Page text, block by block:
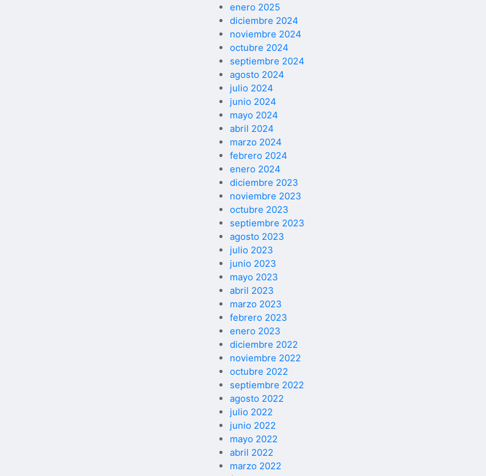
enero 2025
diciembre 2024
noviembre 2024
octubre 2024
septiembre 2024
agosto 2024
julio 2024
junio 2024
mayo 2024
abril 2024
marzo 2024
febrero 2024
enero 2024
diciembre 2023
noviembre 2023
octubre 2023
septiembre 2023
agosto 2023
julio 2023
junio 2023
mayo 2023
abril 2023
marzo 2023
febrero 2023
enero 2023
diciembre 2022
noviembre 2022
octubre 2022
septiembre 2022
agosto 2022
julio 2022
junio 2022
mayo 2022
abril 2022
marzo 2022